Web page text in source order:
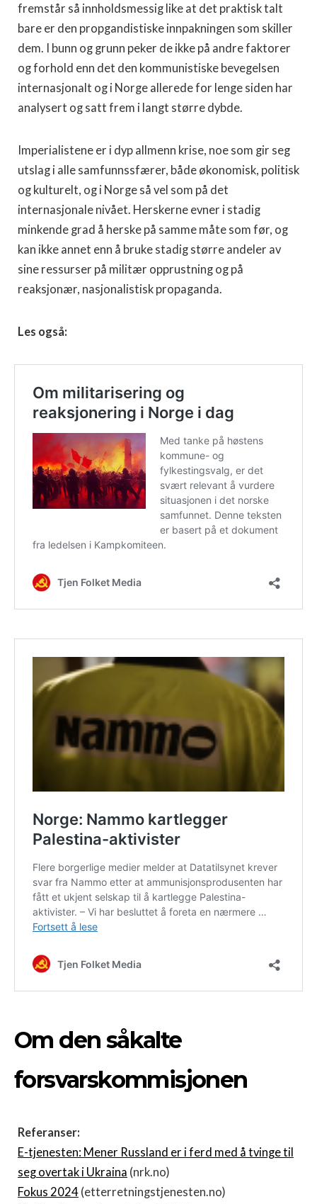
fremstår så innholdsmessig like at det praktisk talt
bare er den propgandistiske innpakningen som skiller
dem. I bunn og grunn peker de ikke på andre faktorer
og forhold enn det den kommunistiske bevegelsen
internasjonalt og i Norge allerede for lenge siden har
analysert og satt frem i langt større dybde.
Imperialistene er i dyp allmenn krise, noe som gir seg
utslag i alle samfunnssfærer, både økonomisk, politisk
og kulturelt, og i Norge så vel som på det
internasjonale nivået. Herskerne evner i stadig
minkende grad å herske på samme måte som før, og
kan ikke annet enn å bruke stadig større andeler av
sine ressurser på militær opprustning og på
reaksjonær, nasjonalistisk propaganda.
Les også:
Om den såkalte
forsvarskommisjonen
Referanser:
E-tjenesten: Mener Russland er i ferd med å tvinge til
seg overtak i Ukraina (nrk.no)
Fokus 2024 (etterretningstjenesten.no)